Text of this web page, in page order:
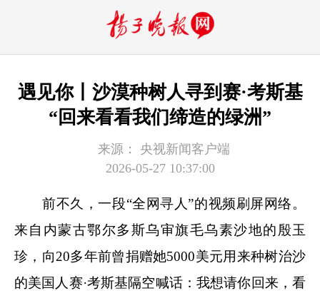
遇见你丨沙漠种树人寻到赛·考斯基
“回来看看我们缔造的绿洲”
来源：
央视新闻客户端
2026-05-27 10:37:00
前不久，一段“全网寻人”的视频刷屏网络。
来自内蒙古鄂尔多斯乌审旗毛乌素沙地的殷玉
珍，向20多年前曾捐赠她5000美元用来种树治沙
的美国人赛·考斯基隔空喊话：我想请你回来，看